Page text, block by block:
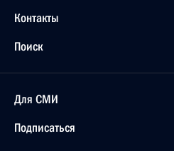
Контакты
Поиск
Для СМИ
Подписаться